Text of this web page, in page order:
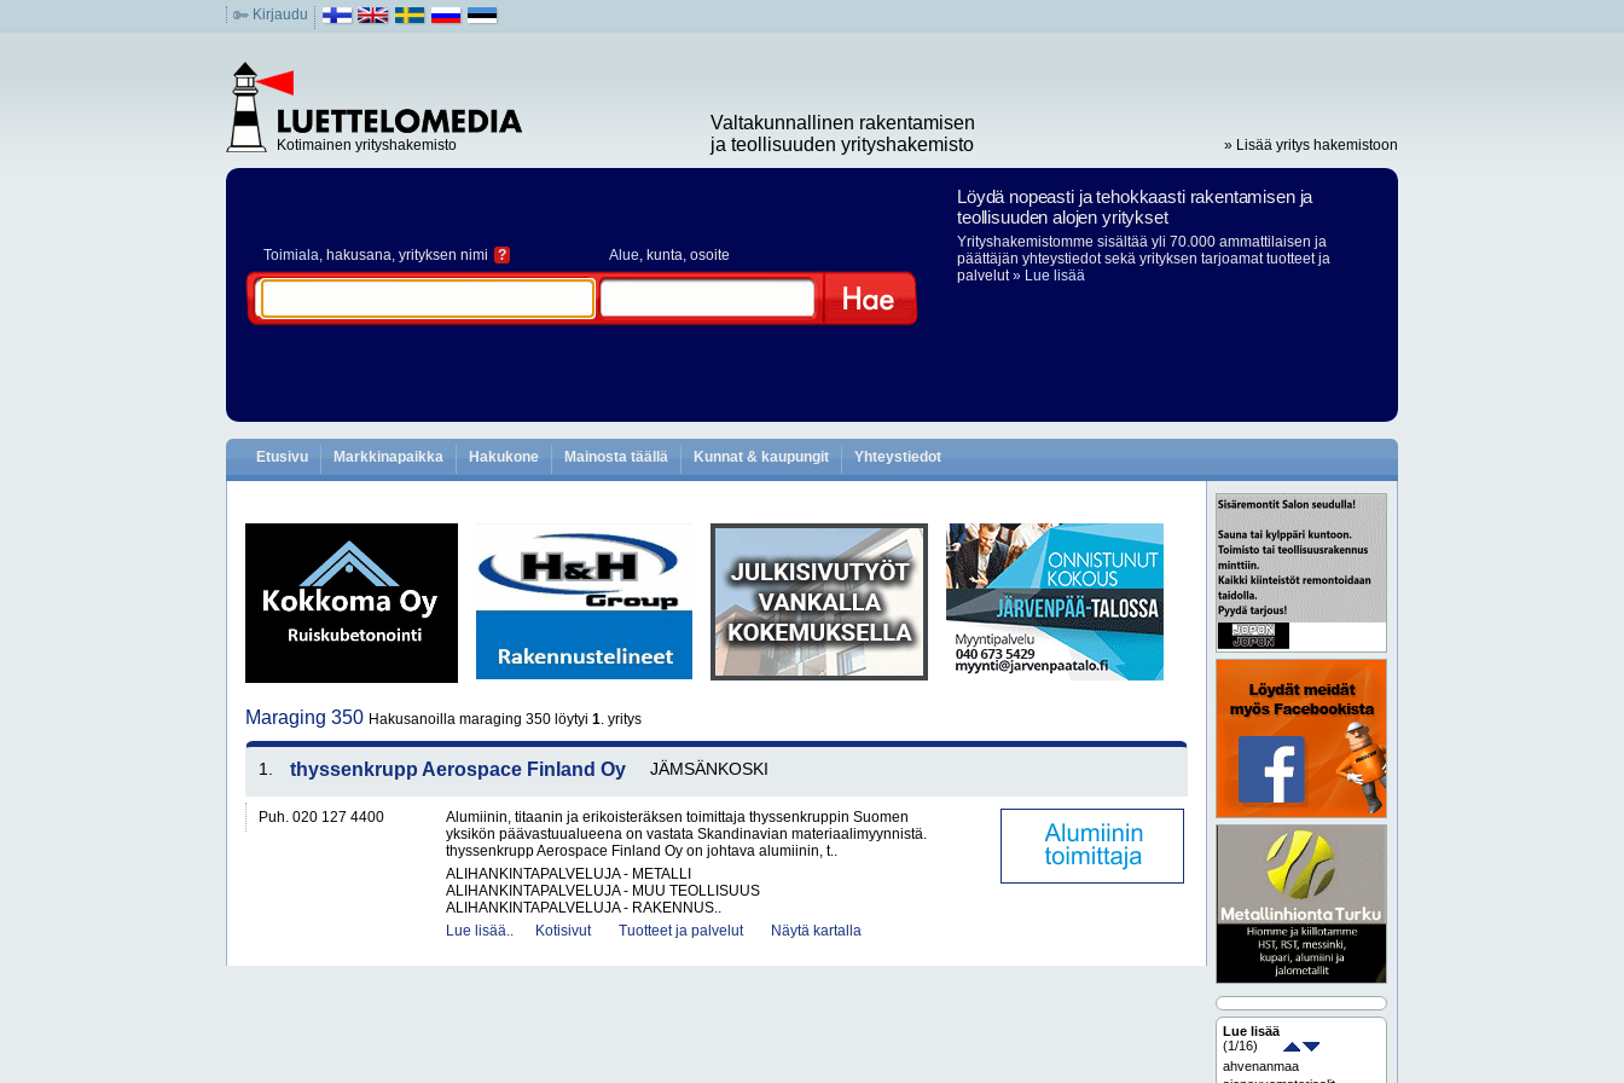
Kirjaudu
Kotimainen yrityshakemisto
Valtakunnallinen rakentamisen
ja teollisuuden yrityshakemisto
» Lisää yritys hakemistoon
Toimiala, hakusana, yrityksen nimi ? Alue, kunta, osoite
Löydä nopeasti ja tehokkaasti rakentamisen ja
teollisuuden alojen yritykset
Yrityshakemistomme sisältää yli 70.000 ammattilaisen ja
päättäjän yhteystiedot sekä yrityksen tarjoamat tuotteet ja
palvelut» Lue lisää
Etusivu Markkinapaikka Hakukone Mainosta täällä Kunnat & kaupungit Yhteystiedot
Maraging 350 Hakusanoilla maraging 350 löytyi 1. yritys
1. thyssenkrupp Aerospace Finland Oy JÄMSÄNKOSKI
Puh. 020 127 4400
Alumiinin, titaanin ja erikoisteräksen toimittaja thyssenkruppin Suomen
yksikön päävastuualueena on vastata Skandinavian materiaalimyynnistä.
thyssenkrupp Aerospace Finland Oy on johtava alumiinin, t..
ALIHANKINTAPALVELUJA - METALLI
ALIHANKINTAPALVELUJA - MUU TEOLLISUUS
ALIHANKINTAPALVELUJA - RAKENNUS..
Lue lisää..
Kotisivut Tuotteet ja palvelut Näytä kartalla
Lue lisää
(1/16)
ahvenanmaa